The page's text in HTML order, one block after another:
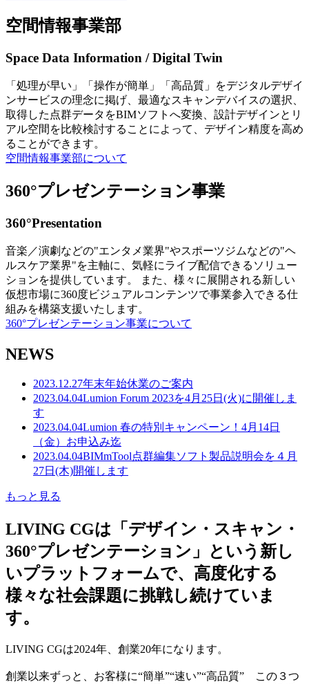
空間情報事業部
Space Data Information / Digital Twin
「処理が早い」「操作が簡単」「高品質」をデジタルデザイ
ンサービスの理念に掲げ、最適なスキャンデバイスの選択、
取得した点群データをBIMソフトへ変換、設計デザインとリ
アル空間を比較検討することによって、デザイン精度を高め
ることができます。
空間情報事業部について
360°プレゼンテーション事業
360°Presentation
音楽／演劇などの"エンタメ業界"やスポーツジムなどの"ヘ
ルスケア業界"を主軸に、気軽にライブ配信できるソリュー
ションを提供しています。 また、様々に展開される新しい
仮想市場に360度ビジュアルコンテンツで事業参入できる仕
組みを構築支援いたします。
360°プレゼンテーション事業について
NEWS
2023.12.27年末年始休業のご案内
2023.04.04Lumion Forum 2023を4月25日(火)に開催しま
す
2023.04.04Lumion 春の特別キャンペーン！4月14日
（金）お申込み迄
2023.04.04BIMmTool点群編集ソフト製品説明会を４月
27日(木)開催します
もっと見る
LIVING CGは「デザイン・スキャン・
360°プレゼンテーション」という新し
いプラットフォームで、高度化する
様々な社会課題に挑戦し続けていま
す。
LIVING CGは2024年、創業20年になります。
創業以来ずっと、お客様に“簡単”“速い”“高品質” この３つ